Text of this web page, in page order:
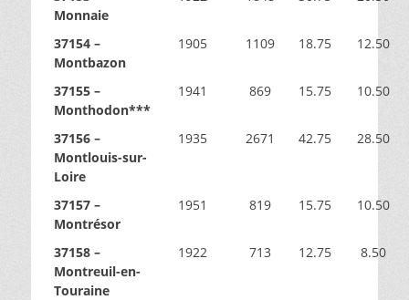
Monnaie
37154 –
Montbazon
1905 1109 18.75 12.50
37155 –
Monthodon***
1941 869 15.75 10.50
37156 –
Montlouis-sur-
Loire
1935 2671 42.75 28.50
37157 –
Montrésor
1951 819 15.75 10.50
37158 –
Montreuil-en-
Touraine
1922 713 12.75 8.50